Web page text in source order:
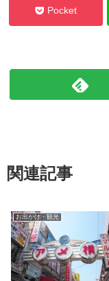
Pocket
関連記事
お出かけ・観光